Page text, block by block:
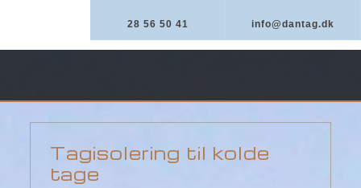
28 56 50 41 info@dantag.dk
​Tagisolering til kolde
tage